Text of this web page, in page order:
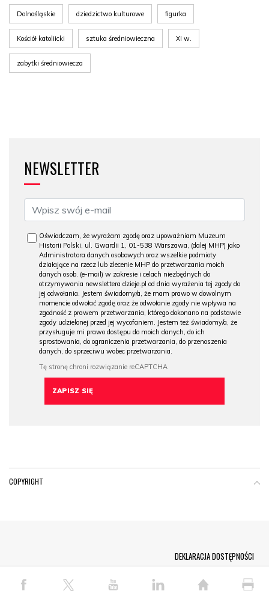
Dolnośląskie dziedzictwo kulturowe figurka
Kościół katoliicki sztuka średniowieczna XI w.
zabytki średniowiecza
NEWSLETTER
Oświadczam, że wyrażam zgodę oraz upoważniam Muzeum
Historii Polski, ul. Gwardii 1, 01-538 Warszawa, (dalej MHP) jako
Administratora danych osobowych oraz wszelkie podmioty
działające na rzecz lub zlecenie MHP do przetwarzania moich
danych osob. (e-mail) w zakresie i celach niezbędnych do
otrzymywania newslettera dzieje.pl od dnia wyrażenia tej zgody do
jej odwołania. Jestem świadomy/a, że mam prawo w dowolnym
momencie odwołać zgodę oraz że odwołanie zgody nie wpływa na
zgodność z prawem przetwarzania, którego dokonano na podstawie
zgody udzielonej przed jej wycofaniem. Jestem też świadomy/a, że
przysługuje mi prawo dostępu do moich danych, do ich
sprostowania, do ograniczenia przetwarzania, do przenoszenia
danych, do sprzeciwu wobec przetwarzania.
COPYRIGHT
© COPYRIGHT PAP 2026
DEKLARACJA DOSTĘPNOŚCI